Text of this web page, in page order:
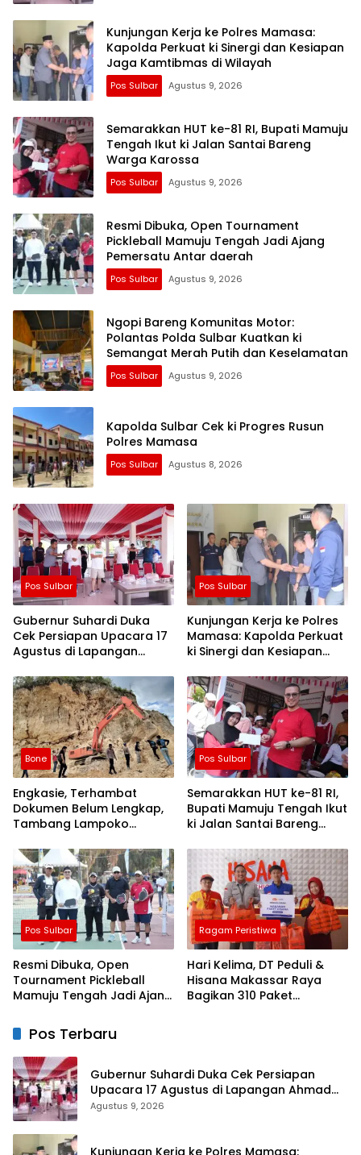
Kunjungan Kerja ke Polres Mamasa:
Kapolda Perkuat ki Sinergi dan Kesiapan
Jaga Kamtibmas di Wilayah
Pos Sulbar Agustus 9, 2026
Semarakkan HUT ke-81 RI, Bupati Mamuju
Tengah Ikut ki Jalan Santai Bareng
Warga Karossa
Pos Sulbar Agustus 9, 2026
Resmi Dibuka, Open Tournament
Pickleball Mamuju Tengah Jadi Ajang
Pemersatu Antar daerah
Pos Sulbar Agustus 9, 2026
Ngopi Bareng Komunitas Motor:
Polantas Polda Sulbar Kuatkan ki
Semangat Merah Putih dan Keselamatan
Pos Sulbar Agustus 9, 2026
Kapolda Sulbar Cek ki Progres Rusun
Polres Mamasa
Pos Sulbar Agustus 8, 2026
Pos Sulbar
Gubernur Suhardi Duka
Cek Persiapan Upacara 17
Agustus di Lapangan
Persen
Pos Sulbar
Kunjungan Kerja ke Polres
Mamasa: Kapolda Perkuat
ki Sinergi dan Kesiapan
Wilayah
Bone
Engkasie, Terhambat
Dokumen Belum Lengkap,
Tambang Lampoko
Tidak Operasional
Pos Sulbar
Semarakkan HUT ke-81 RI,
Bupati Mamuju Tengah Ikut
ki Jalan Santai Bareng
Pos Sulbar
Resmi Dibuka, Open
Tournament Pickleball
Mamuju Tengah Jadi Ajang
Ragam Peristiwa
Hari Kelima, DT Peduli &
Hisana Makassar Raya
Bagikan 310 Paket
Pos Terbaru
Gubernur Suhardi Duka Cek Persiapan
Upacara 17 Agustus di Lapangan Ahmad
Kirang, Capai 80 Persen
Agustus 9, 2026